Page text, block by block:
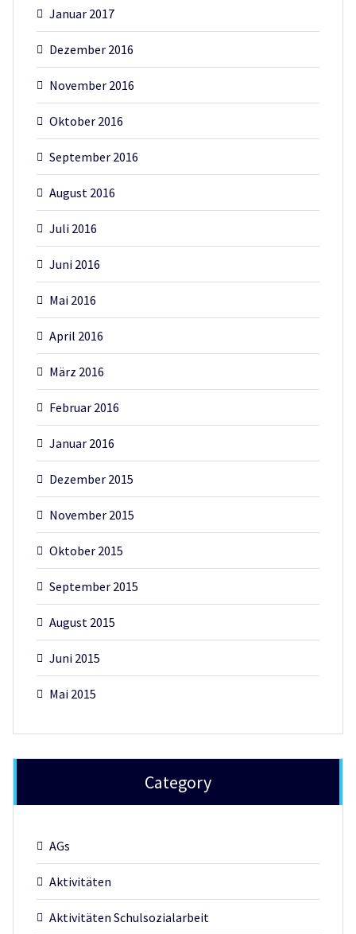
Januar 2017
Dezember 2016
November 2016
Oktober 2016
September 2016
August 2016
Juli 2016
Juni 2016
Mai 2016
April 2016
März 2016
Februar 2016
Januar 2016
Dezember 2015
November 2015
Oktober 2015
September 2015
August 2015
Juni 2015
Mai 2015
Category
AGs
Aktivitäten
Aktivitäten Schulsozialarbeit